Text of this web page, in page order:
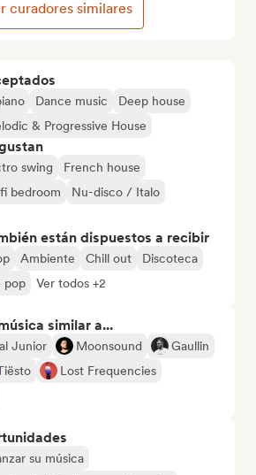
Dance music
Deep house
& Progressive House
swing
French house
bedroom
Nu-disco / Italo
están dispuestos a recibir
Ambiente Chill out
Discoteca
pop Ver todos +2
similar a...
Junior Moonsound
Gaullin
Lost Frequencies
su música
curadores similares